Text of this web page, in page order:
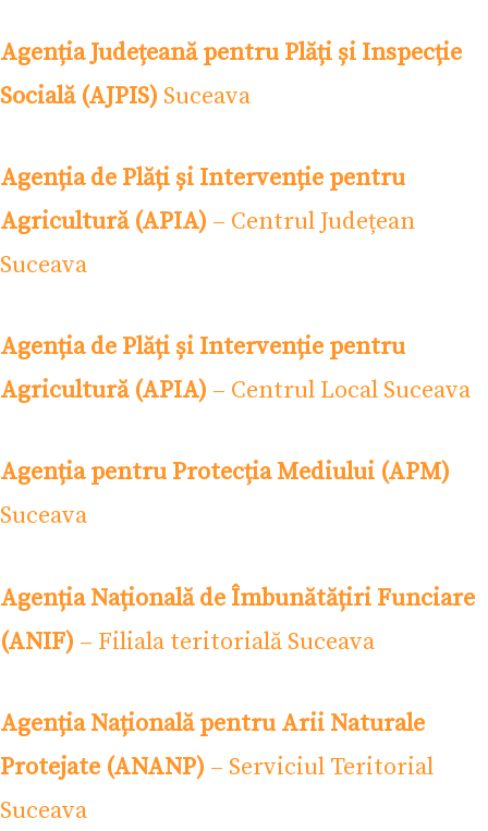
Agenția Județeană pentru Plăți și Inspecție
Socială (AJPIS) Suceava
Agenția de Plăți și Intervenție pentru
Agricultură (APIA) – Centrul Județean
Suceava
Agenția de Plăți și Intervenție pentru
Agricultură (APIA) – Centrul Local Suceava
Agenția pentru Protecția Mediului (APM)
Suceava
Agenția Națională de Îmbunătățiri Funciare
(ANIF) – Filiala teritorială Suceava
Agenția Națională pentru Arii Naturale
Protejate (ANANP) – Serviciul Teritorial
Suceava